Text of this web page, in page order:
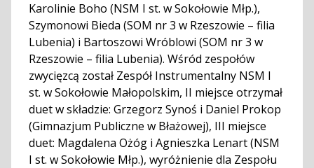
Karolinie Boho (NSM I st. w Sokołowie Młp.),
Szymonowi Bieda (SOM nr 3 w Rzeszowie – filia
Lubenia) i Bartoszowi Wróblowi (SOM nr 3 w
Rzeszowie – filia Lubenia). Wśród zespołów
zwycięzcą został Zespół Instrumentalny NSM I
st. w Sokołowie Małopolskim, II miejsce otrzymał
duet w składzie: Grzegorz Synoś i Daniel Prokop
(Gimnazjum Publiczne w Błażowej), III miejsce
duet: Magdalena Ożóg i Agnieszka Lenart (NSM
I st. w Sokołowie Młp.), wyróżnienie dla Zespołu